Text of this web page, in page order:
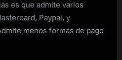
es que admite varios
Paypal, y
menos formas de pago